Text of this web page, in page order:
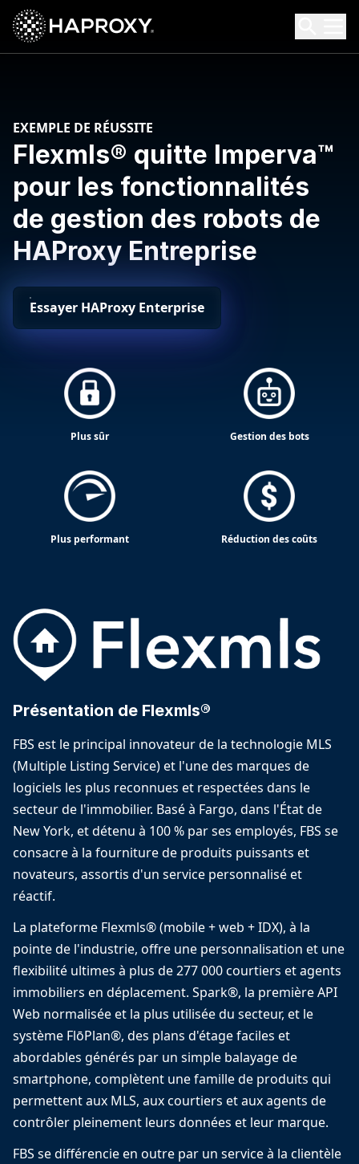
HAProxy Technologies
Search HAProxy Technologies
EXEMPLE DE RÉUSSITE
Flexmls® quitte Imperva™
pour les fonctionnalités
de gestion des robots de
HAProxy Entreprise
Essayer HAProxy Enterprise
Plus sûr Gestion des bots
Plus performant Réduction des coûts
Présentation de Flexmls®
FBS est le principal innovateur de la technologie MLS
(Multiple Listing Service) et l'une des marques de
logiciels les plus reconnues et respectées dans le
secteur de l'immobilier. Basé à Fargo, dans l'État de
New York, et détenu à 100 % par ses employés, FBS se
consacre à la fourniture de produits puissants et
novateurs, assortis d'un service personnalisé et
réactif.
La plateforme Flexmls® (mobile + web + IDX), à la
pointe de l'industrie, offre une personnalisation et une
flexibilité ultimes à plus de 277 000 courtiers et agents
immobiliers en déplacement. Spark®, la première API
Web normalisée et la plus utilisée du secteur, et le
système FlōPlan®, des plans d'étage faciles et
abordables générés par un simple balayage de
smartphone, complètent une famille de produits qui
permettent aux MLS, aux courtiers et aux agents de
contrôler pleinement leurs données et leur marque.
FBS se différencie en outre par un service à la clientèle